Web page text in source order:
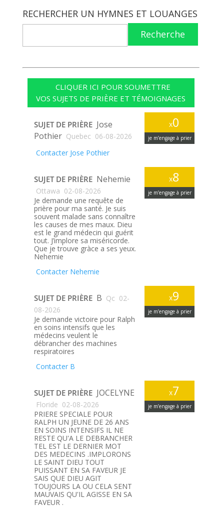
RECHERCHER UN HYMNES ET LOUANGES
Recherche
CLIQUER ICI POUR SOUMETTRE
VOS SUJETS DE PRIÈRE ET TÉMOIGNAGES
x0
je m’engage à prier
SUJET DE PRIÈRE Jose
Pothier Quebec 06-08-2026
Contacter Jose Pothier
x8
je m’engage à prier
SUJET DE PRIÈRE Nehemie
Ottawa 02-08-2026
Je demande une requête de
prière pour ma santé. Je suis
souvent malade sans connaître
les causes de mes maux. Dieu
est le grand médecin qui guérit
tout. J’implore sa miséricorde.
Que je trouve gràce a ses yeux.
Nehemie
Contacter Nehemie
x9
je m’engage à prier
SUJET DE PRIÈRE B Qc 02-
08-2026
Je demande victoire pour Ralph
en soins intensifs que les
médecins veulent le
débrancher des machines
respiratoires
Contacter B
x7
je m’engage à prier
SUJET DE PRIÈRE JOCELYNE
Floride 02-08-2026
PRIERE SPECIALE POUR
RALPH UN JEUNE DE 26 ANS
EN SOINS INTENSIFS IL NE
RESTE QU'A LE DEBRANCHER
TEL EST LE DERNIER MOT
DES MEDECINS .IMPLORONS
LE SAINT DIEU TOUT
PUISSANT EN SA FAVEUR JE
SAIS QUE DIEU AGIT
TOUJOURS LA OU CELA SENT
MAUVAIS QU'IL AGISSE EN SA
FAVEUR .